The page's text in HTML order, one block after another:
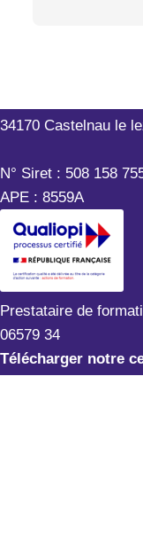
34170 Castelnau le
N° Siret : 508 158
APE : 8559A
Prestataire de
06579 34
Télécharger notre